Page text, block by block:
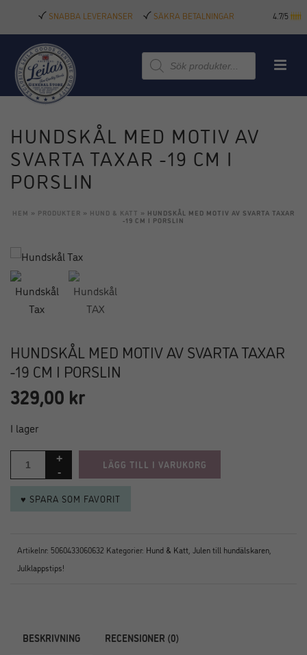
SNABBA LEVERANSER SÄKRA BETALNINGAR 4.7/5
Produktsökning
HUNDSKÅL MED MOTIV AV
SVARTA TAXAR -19 CM I
PORSLIN
HEM » PRODUKTER » HUND & KATT » HUNDSKÅL MED MOTIV AV SVARTA TAXAR
-19 CM I PORSLIN
HUNDSKÅL MED MOTIV AV SVARTA TAXAR
-19 CM I PORSLIN
329,00 kr
I lager
LÄGG TILL I VARUKORG
♥ SPARA SOM FAVORIT
Artikelnr: 5060433060632 Kategorier: Hund & Katt Julen till hundälskaren
Julklappstips!
BESKRIVNING RECENSIONER (0)